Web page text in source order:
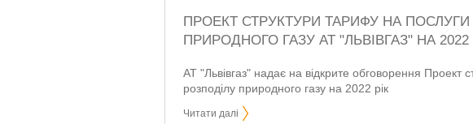
ПРОЕКТ СТРУКТУРИ ТАРИФУ НА
ПРИРОДНОГО ГАЗУ АТ "ЛЬВІВГАЗ" НА 2022
АТ "Львівгаз" надає на відкрите обговорення Проект
розподілу природного газу на 2022 рік
Читати далі